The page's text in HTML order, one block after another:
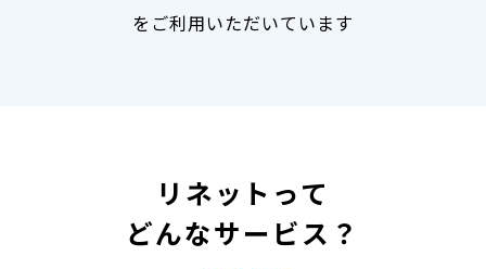
をご利用いただいています
リネットって
どんなサービス？